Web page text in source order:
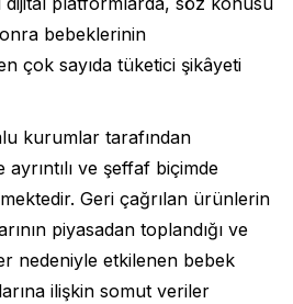
bebeklerinin
çok sayıda tüketici şikâyeti
kurumlar tarafından
ve şeffaf biçimde
Geri çağrılan ürünlerin
piyasadan toplandığı ve
nedeniyle etkilenen bebek
ilişkin somut veriler